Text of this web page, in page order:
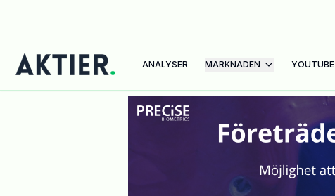
ANALYSER MARKNADEN YOUTUBE